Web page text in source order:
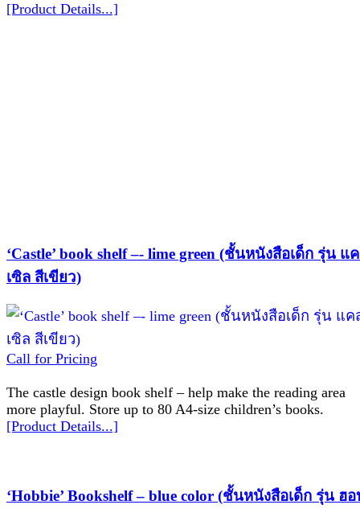
[Product Details...]
‘Castle’ book shelf –- lime green (ชั้นหนังสือเด็ก รุ่น แ
เซิล สีเขียว)
Call for Pricing
The castle design book shelf – help make the reading area
more playful. Store up to 80 A4-size children’s books.
[Product Details...]
‘Hobbie’ Bookshelf – blue color (ชั้นหนังสือเด็ก รุ่น ฮ